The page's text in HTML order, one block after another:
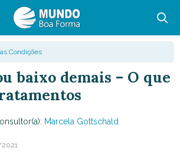
Condições
baixo demais – O que
Marcela Gottschald